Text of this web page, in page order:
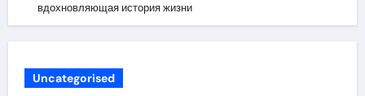
вдохновляющая история жизни
Uncategorised